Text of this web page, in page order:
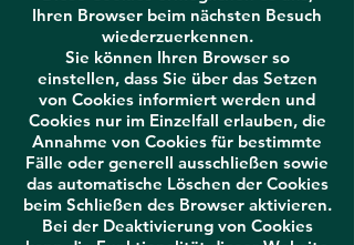
Ihren Browser beim nächsten Besuch
wiederzuerkennen.
Sie können Ihren Browser so
einstellen, dass Sie über das Setzen
von Cookies informiert werden und
Cookies nur im Einzelfall erlauben, die
Annahme von Cookies für bestimmte
Fälle oder generell ausschließen sowie
das automatische Löschen der Cookies
beim Schließen des Browser aktivieren.
Bei der Deaktivierung von Cookies